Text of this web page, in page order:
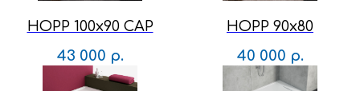
HOPP 100x90 CAP
43 000 р.
HOPP 90x80
40 000 р.